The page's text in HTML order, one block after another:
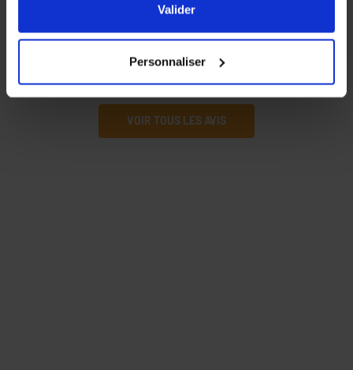
l'ensemble des cookies de notre site ainsi que ceux de
nos partenaires. Vous pouvez également choisir les
Valider
Personnaliser
le 29/01/2026
VOIR TOUS LES AVIS